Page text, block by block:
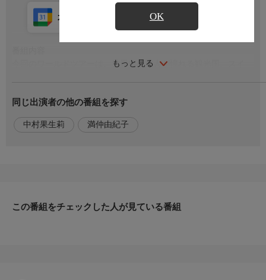
OK
もっと見る
カレンダー登録 アプリ視聴
今回のワールドツアーは、世界中の旅人が憧れる観光国、スイ
スイス各地の街の中から現地観光局のスタッフが厳選したラグジ
ュアリーなスポットを中心に知られざるスイスをご案内。
同じ出演者の他の番組を探す
中村果生莉 満仲由紀子
この番組をチェックした人が見ている番組